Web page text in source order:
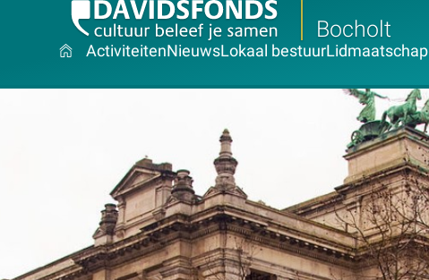
Bocholt
ActiviteitenNieuwsLokaal bestuurLidmaatschap